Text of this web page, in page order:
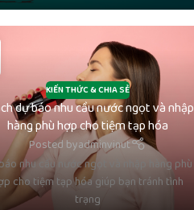
KIẾN THỨC & CHIA SẺ
dự báo nhu cầu nước ngọt và nhập
hàng phù hợp cho tiệm tạp hóa
Posted byadminvinut
nhu cầu nước ngọt và nhập hàng phù
cho tiệm tạp hóa giúp bạn tránh tình
trạng